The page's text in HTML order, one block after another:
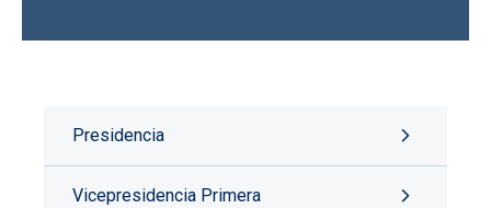
Presidencia
Vicepresidencia Primera